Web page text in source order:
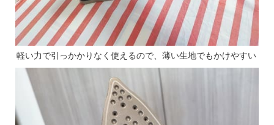
軽い力で引っかかりなく使えるので、薄い生地でもかけやすい